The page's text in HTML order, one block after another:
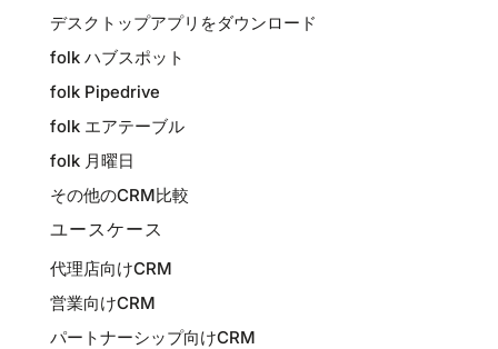
デスクトップアプリをダウンロード
folk ハブスポット
folk Pipedrive
folk エアテーブル
folk 月曜日
その他のCRM比較
ユースケース
代理店向けCRM
営業向けCRM
パートナーシップ向けCRM